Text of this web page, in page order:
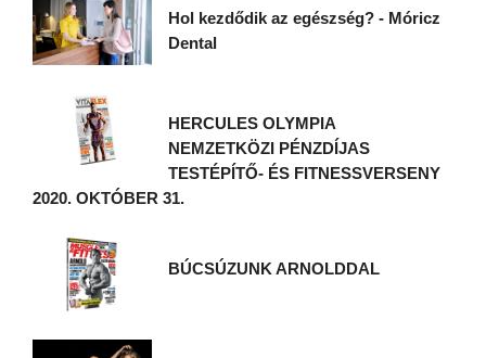
Hol kezdődik az egészség? - Móricz
Dental
HERCULES OLYMPIA
NEMZETKÖZI PÉNZDÍJAS
TESTÉPÍTŐ- ÉS FITNESSVERSENY
2020. OKTÓBER 31.
BÚCSÚZUNK ARNOLDDAL